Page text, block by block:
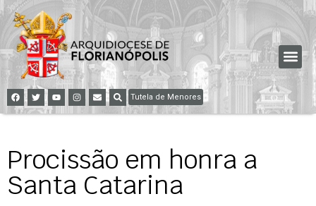
Tutela de Menores
Procissão em honra a
Santa Catarina